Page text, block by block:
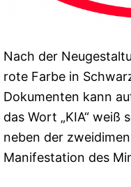
Nach der
rote Farbe in
Dokumenten kann
das Wort „KIA“ weiß
neben der
Manifestation des